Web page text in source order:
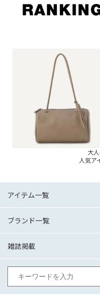
大
人気ア
アイテム一覧
ブランド一覧
雑誌掲載